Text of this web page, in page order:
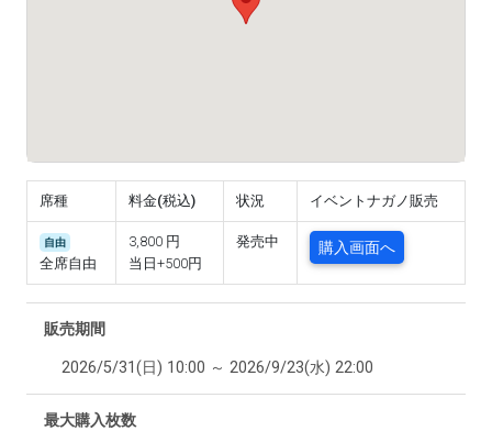
席種 料金(税込) 状況 イベントナガノ販売
自由
全席自由
3,800 円
当日+500円
発売中 購入画面へ
販売期間
2026/5/31(日) 10:00 ～ 2026/9/23(水) 22:00
最大購入枚数